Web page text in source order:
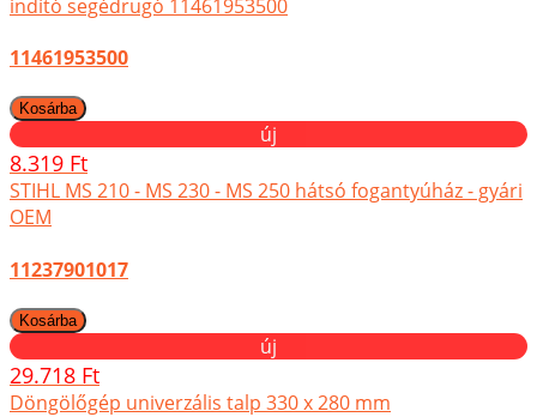
indító segédrugó 11461953500
11461953500
új
8.319 Ft
STIHL MS 210 - MS 230 - MS 250 hátsó fogantyúház - gyári
OEM
11237901017
új
29.718 Ft
Döngölőgép univerzális talp 330 x 280 mm